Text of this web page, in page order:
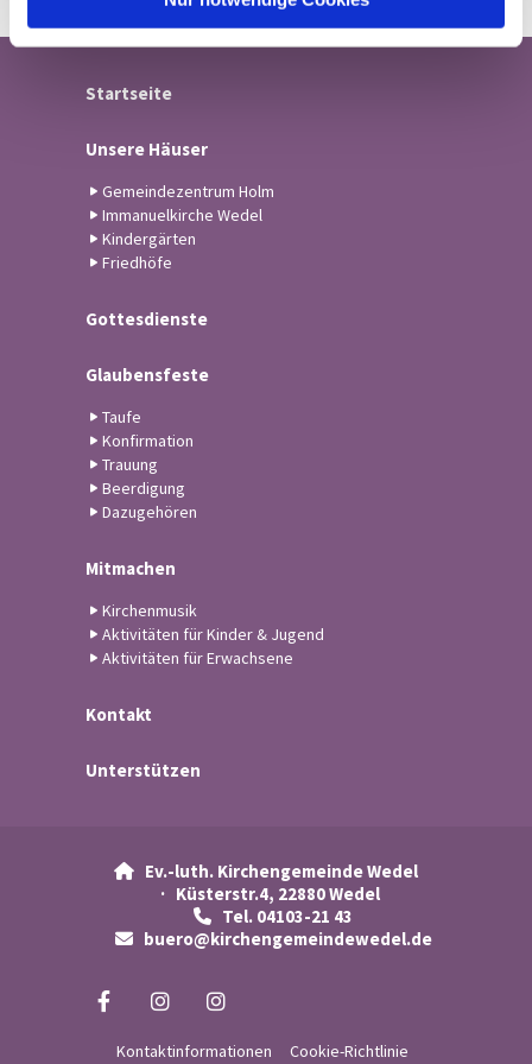
Startseite
Unsere Häuser
Gemeindezentrum Holm
Immanuelkirche Wedel
Kindergärten
Friedhöfe
Gottesdienste
Glaubensfeste
Taufe
Konfirmation
Trauung
Beerdigung
Dazugehören
Mitmachen
Kirchenmusik
Aktivitäten für Kinder & Jugend
Aktivitäten für Erwachsene
Kontakt
Unterstützen

Ev.-luth. Kirchengemeinde Wedel
· Küsterstr.4, 22880 Wedel
 Tel. 04103-21 43
buero@kirchengemeindewedel.de
Kontaktinformationen Cookie-Richtlinie